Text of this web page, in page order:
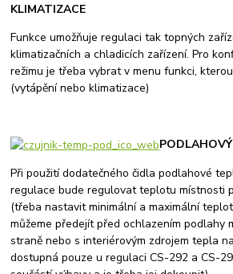
KLIMATIZACE
Funkce umožňuje regulaci tak topných
klimatizačních a chladicích zařízení. Pro
režimu je třeba vybrat v menu funkci,
(vytápění nebo klimatizace)
Při použití dodatečného čidla podlahové
regulace bude regulovat teplotu místnosti
(třeba nastavit minimální a maximální
můžeme předejít před ochlazením podlahy
straně nebo s interiérovým zdrojem tepla
dostupná pouze u regulaci CS-292 a CS-